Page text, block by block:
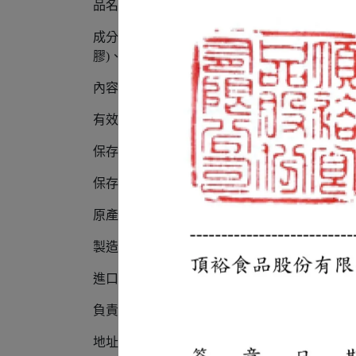
品名：冬蔭醬 (Tom Yum Paste)
成分：辣椒醬(棕櫚油、紅蔥頭、蒜、辣椒、
膠)、檸檬酸、L-麩酸鈉、胺基乙酸、5’-次黃
內容量：400 g/公克±5%
有效日期：標示於外袋上
保存期限：24個月
保存方式：存放於室溫陰涼處，拆封後請盡快
原產地：泰國
製造商：Chua Hah Seng Food Product Co., Ltd.
進口商：頂裕食品股份有限公司
負責廠商：頂裕食品股份有限公司
地址：40850台中市南屯區工業23路24號